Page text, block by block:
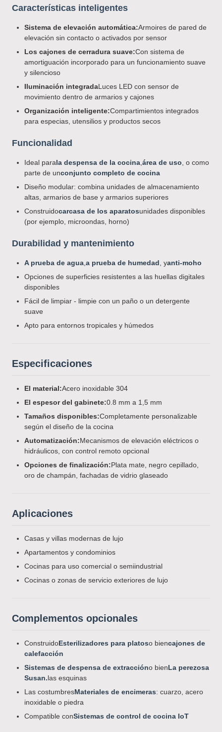
Características inteligentes
Sistema de elevación automática:Armoires de pared de
elevación sin contacto o activados por sensor
Los cajones de cerradura suave:Con sistema de
amortiguación incorporado para un funcionamiento suave
y silencioso
Iluminación integradaLuces LED con sensor de
movimiento dentro de armarios y cajones
Organización inteligente:Compartimientos integrados
para especias, utensilios y productos secos
Funcionalidad
Ideal parala despensa de la cocina área de uso , o como
parte de unconjunto completo de cocina
Diseño modular: combina unidades de almacenamiento
altas, armarios de base y armarios superiores
Construidocarcasa de los aparatosunidades disponibles
(por ejemplo, microondas, horno)
Durabilidad y mantenimiento
A prueba de agua a prueba de humedad , yanti-moho
Opciones de superficies resistentes a las huellas digitales
disponibles
Fácil de limpiar - limpie con un paño o un detergente
suave
Apto para entornos tropicales y húmedos
Especificaciones
El material:Acero inoxidable 304
El espesor del gabinete:0.8 mm a 1,5 mm
Tamaños disponibles:Completamente personalizable
según el diseño de la cocina
Automatización:Mecanismos de elevación eléctricos o
hidráulicos, con control remoto opcional
Opciones de finalización:Plata mate, negro cepillado,
oro de champán, fachadas de vidrio glaseado
Aplicaciones
Casas y villas modernas de lujo
Apartamentos y condominios
Cocinas para uso comercial o semiindustrial
Cocinas o zonas de servicio exteriores de lujo
Complementos opcionales
ConstruidoEsterilizadores para platoso biencajones de
calefacción
Sistemas de despensa de extraccióno bienLa perezosa
Susan.las esquinas
Las costumbresMateriales de encimeras: cuarzo, acero
inoxidable o piedra
Compatible conSistemas de control de cocina IoT